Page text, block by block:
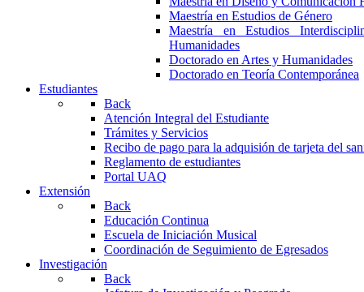
Maestría en Estudios de Género
Maestría en Estudios
Humanidades
Doctorado en Artes y Humanidades
Doctorado en Teoría Contemporánea
Estudiantes
Back
Atención Integral del Estudiante
Trámites y Servicios
Recibo de pago para la adquisión de tarjeta del
Reglamento de estudiantes
Portal UAQ
Extensión
Back
Educación Continua
Escuela de Iniciación Musical
Coordinación de Seguimiento de Egresados
Investigación
Back